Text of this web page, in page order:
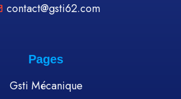
contact@gsti62.com
Pages
Gsti Mécanique